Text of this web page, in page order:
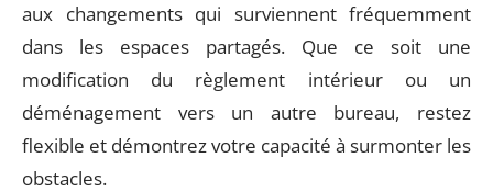
aux changements qui surviennent fréquemment
dans les espaces partagés. Que ce soit une
modification du règlement intérieur ou un
déménagement vers un autre bureau, restez
flexible et démontrez votre capacité à surmonter les
obstacles.